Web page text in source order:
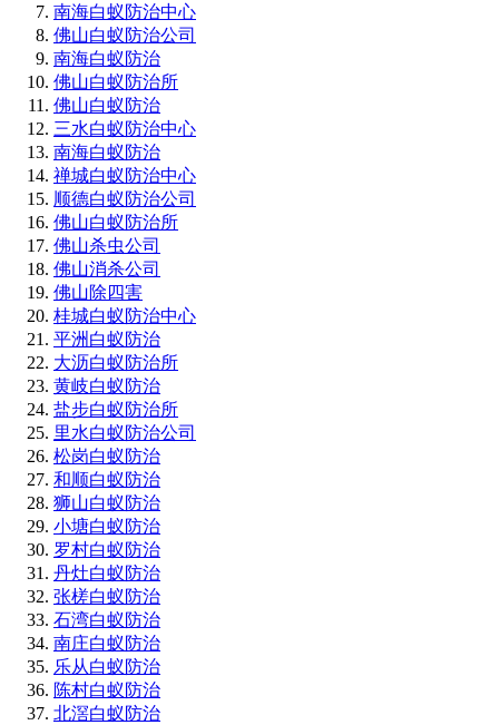
南海白蚁防治中心
佛山白蚁防治公司
南海白蚁防治
佛山白蚁防治所
佛山白蚁防治
三水白蚁防治中心
南海白蚁防治
禅城白蚁防治中心
顺德白蚁防治公司
佛山白蚁防治所
佛山杀虫公司
佛山消杀公司
佛山除四害
桂城白蚁防治中心
平洲白蚁防治
大沥白蚁防治所
黄岐白蚁防治
盐步白蚁防治所
里水白蚁防治公司
松岗白蚁防治
和顺白蚁防治
狮山白蚁防治
小塘白蚁防治
罗村白蚁防治
丹灶白蚁防治
张槎白蚁防治
石湾白蚁防治
南庄白蚁防治
乐从白蚁防治
陈村白蚁防治
北滘白蚁防治